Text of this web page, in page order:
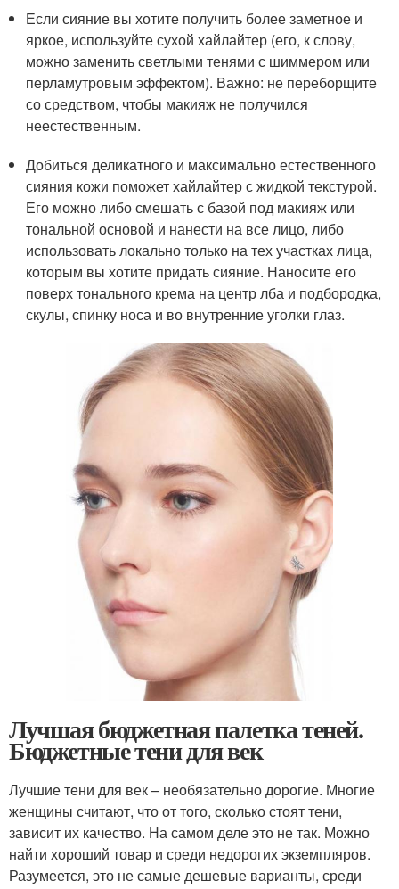
Если сияние вы хотите получить более заметное и
яркое, используйте сухой хайлайтер (его, к слову,
можно заменить светлыми тенями с шиммером или
перламутровым эффектом). Важно: не переборщите
со средством, чтобы макияж не получился
неестественным.
Добиться деликатного и максимально естественного
сияния кожи поможет хайлайтер с жидкой текстурой.
Его можно либо смешать с базой под макияж или
тональной основой и нанести на все лицо, либо
использовать локально только на тех участках лица,
которым вы хотите придать сияние. Наносите его
поверх тонального крема на центр лба и подбородка,
скулы, спинку носа и во внутренние уголки глаз.
Лучшая бюджетная палетка теней.
Бюджетные тени для век
Лучшие тени для век – необязательно дорогие. Многие
женщины считают, что от того, сколько стоят тени,
зависит их качество. На самом деле это не так. Можно
найти хороший товар и среди недорогих экземпляров.
Разумеется, это не самые дешевые варианты, среди